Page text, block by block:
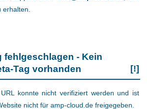
erhalten.
fehlgeschlagen - Kein
Tag vorhanden
[!]
konnte nicht verifiziert werden und ist
nicht für amp-cloud.de freigegeben.